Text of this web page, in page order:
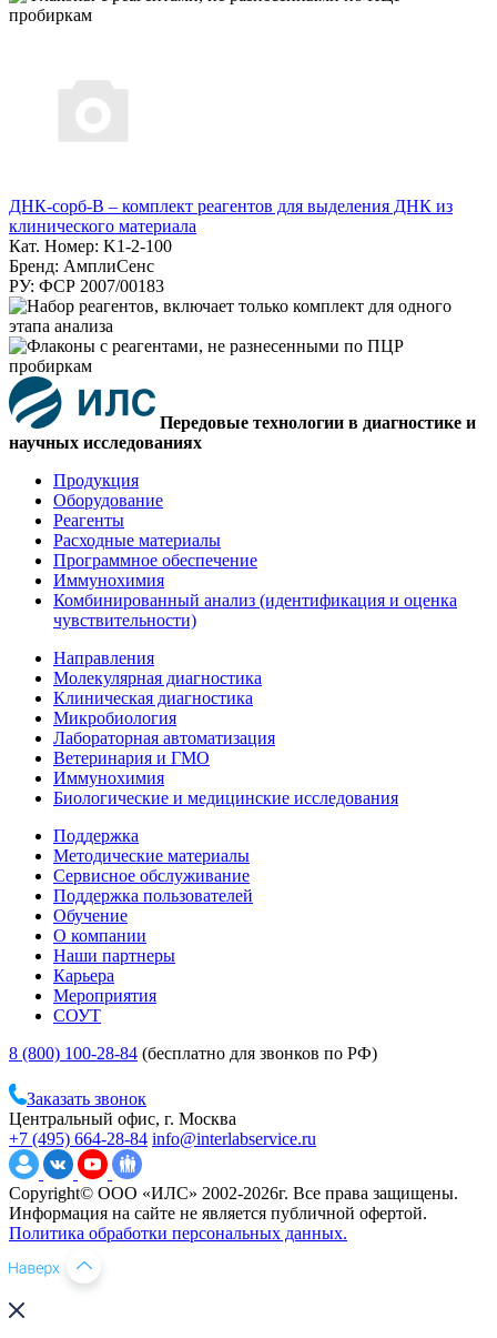
ДНК-сорб-В – комплект реагентов для выделения ДНК из
клинического материала
Кат. Номер: K1-2-100
Бренд: АмплиСенс
РУ: ФСР 2007/00183
Передовые технологии в диагностике и
научных исследованиях
Продукция
Оборудование
Реагенты
Расходные материалы
Программное обеспечение
Иммунохимия
Комбинированный анализ (идентификация и оценка
чувствительности)
Направления
Молекулярная диагностика
Клиническая диагностика
Микробиология
Лабораторная автоматизация
Ветеринария и ГМО
Иммунохимия
Биологические и медицинские исследования
Поддержка
Методические материалы
Сервисное обслуживание
Поддержка пользователей
Обучение
О компании
Наши партнеры
Карьера
Мероприятия
СОУТ
8 (800) 100-28-84 (бесплатно для звонков по РФ)
Заказать звонок
Центральный офис, г. Москва
+7 (495) 664-28-84 info@interlabservice.ru
Copyright© ООО «ИЛС» 2002-2026г. Все права защищены.
Информация на сайте не является публичной офертой.
Политика обработки персональных данных.